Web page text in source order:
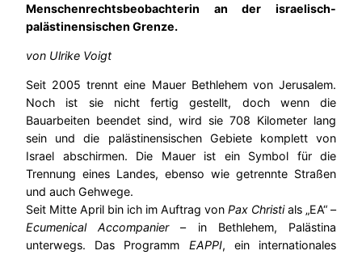
Menschenrechtsbeobachterin an der israelisch-
palästinensischen Grenze.
von Ulrike Voigt
Seit 2005 trennt eine Mauer Bethlehem von Jerusalem.
Noch ist sie nicht fertig gestellt, doch wenn die
Bauarbeiten beendet sind, wird sie 708 Kilometer lang
sein und die palästinensischen Gebiete komplett von
Israel abschirmen. Die Mauer ist ein Symbol für die
Trennung eines Landes, ebenso wie getrennte Straßen
und auch Gehwege.
Seit Mitte April bin ich im Auftrag von Pax Christials „EA“ –
Ecumenical Accompanier– in Bethlehem, Palästina
unterwegs. Das Programm EAPPI, ein internationales